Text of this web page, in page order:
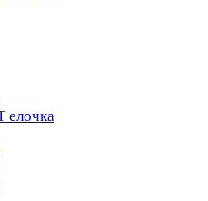
елочка